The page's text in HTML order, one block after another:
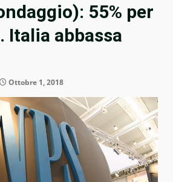
55% per
Italia abbassa
Ottobre 1, 2018